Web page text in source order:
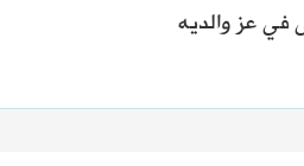
في عز والديه